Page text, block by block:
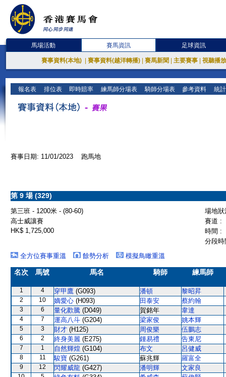
馬場活動 賽馬資訊 足球資訊
賽事資料(本地) 賽事資料(越洋轉播) 賽馬新聞 主要賽事 視聽播
報名表 排位表 即時賠率 練馬師分場表 騎師分場表 參考資料 統
賽事日期: 11/01/2023 跑馬地
第 9 場 (329)
第三班 - 1200米 - (80-60)
場地
高士威讓賽
賽道 :
HK$ 1,725,000
時間 :
分段
全方位賽事重溫
餘勢分析 模擬鳥瞰重溫
名次 馬號 馬名 騎師 練馬師
1 4 穿甲鷹 (G093) 潘頓 黎昭昇
2 10 嫡愛心 (H093) 田泰安 蔡約翰
3 6 量化歡騰 (D049) 賀銘年 韋達
4 7 運高八斗 (G204) 梁家俊 姚本輝
5 3 財才 (H125) 周俊樂 伍鵬志
6 2 終身美麗 (E275) 鍾易禮 告東尼
7 1 自然輝煌 (G104) 布文 呂健威
8 11 駿寶 (G261) 蘇兆輝 羅富全
9 12 閃耀威龍 (G427) 潘明輝 文家良